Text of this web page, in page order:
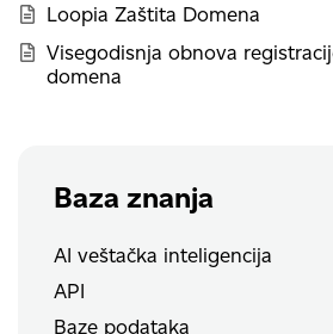
Loopia Zaštita Domena
Visegodisnja obnova
domena
Baza znanja
AI veštačka inteligencija
API
Baze podataka